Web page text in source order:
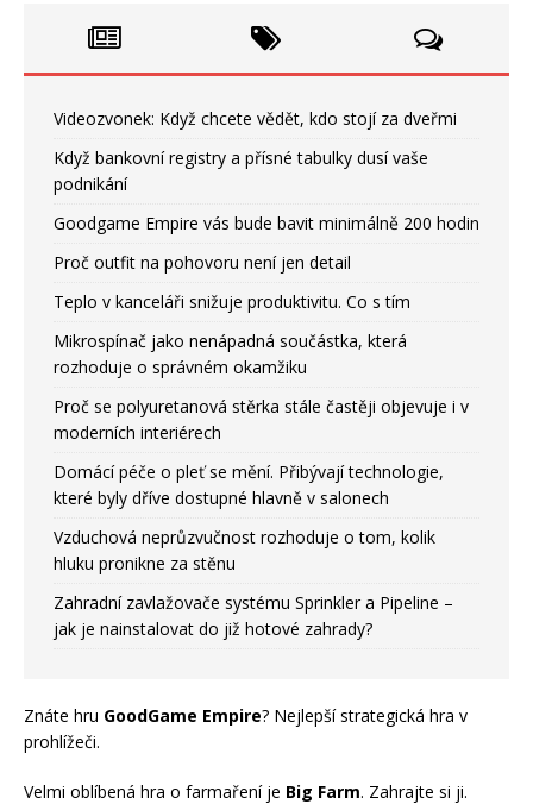
Videozvonek: Když chcete vědět, kdo stojí za dveřmi
Když bankovní registry a přísné tabulky dusí vaše
podnikání
Goodgame Empire vás bude bavit minimálně 200 hodin
Proč outfit na pohovoru není jen detail
Teplo v kanceláři snižuje produktivitu. Co s tím
Mikrospínač jako nenápadná součástka, která
rozhoduje o správném okamžiku
Proč se polyuretanová stěrka stále častěji objevuje i v
moderních interiérech
Domácí péče o pleť se mění. Přibývají technologie,
které byly dříve dostupné hlavně v salonech
Vzduchová neprůzvučnost rozhoduje o tom, kolik
hluku pronikne za stěnu
Zahradní zavlažovače systému Sprinkler a Pipeline –
jak je nainstalovat do již hotové zahrady?
Znáte hru GoodGame Empire? Nejlepší strategická hra v
prohlížeči.
Velmi oblíbená hra o farmaření je Big Farm. Zahrajte si ji.